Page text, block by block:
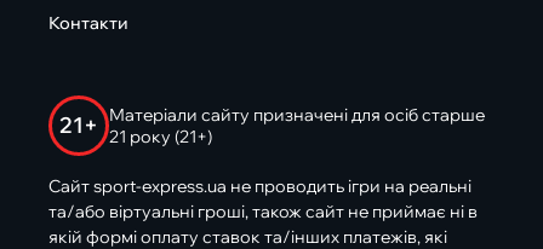
Контакти
21+
Матеріали сайту призначені для осіб старше
21 року (21+)
Сайт sport-express.ua не проводить ігри на реальні
та/або віртуальні гроші, також сайт не приймає ні в
якій формі оплату ставок та/інших платежів, які